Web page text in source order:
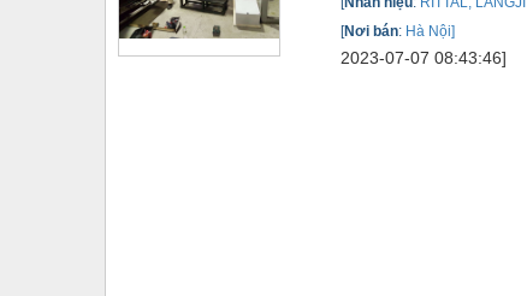
Xe hơi - Phụ tùng
[Nơi bán: Hà Nội]
2023-07-07 08:43:46]